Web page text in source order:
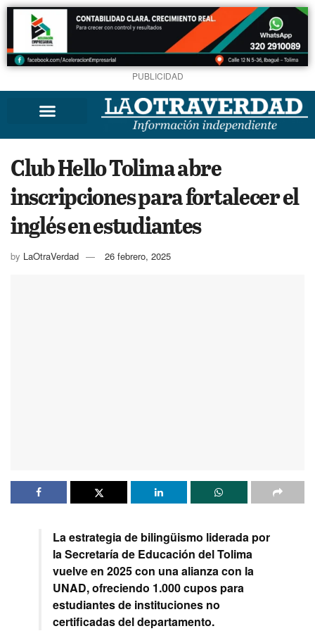
PUBLICIDAD
Club Hello Tolima abre
inscripciones para fortalecer el
inglés en estudiantes
by LaOtraVerdad 26 febrero, 2025
La estrategia de bilingüismo liderada por
la Secretaría de Educación del Tolima
vuelve en 2025 con una alianza con la
UNAD, ofreciendo 1.000 cupos para
estudiantes de instituciones no
certificadas del departamento.